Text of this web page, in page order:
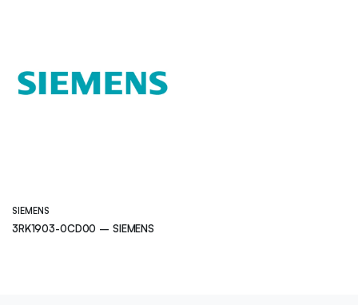
SIEMENS
3RK1903-0CD00 – SIEMENS